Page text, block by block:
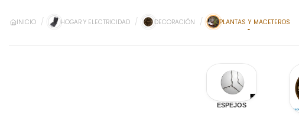
INICIO HOGAR Y ELECTRICIDAD DECORACIÓN PLANTAS Y MACETEROS
ESPEJOS